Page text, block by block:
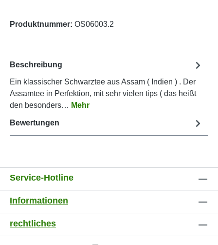
Produktnummer: OS06003.2
Beschreibung
Ein klassischer Schwarztee aus Assam ( Indien ) . Der
Assamtee in Perfektion, mit sehr vielen tips ( das heißt
den besonders… Mehr
Bewertungen
Service-Hotline
Informationen
rechtliches